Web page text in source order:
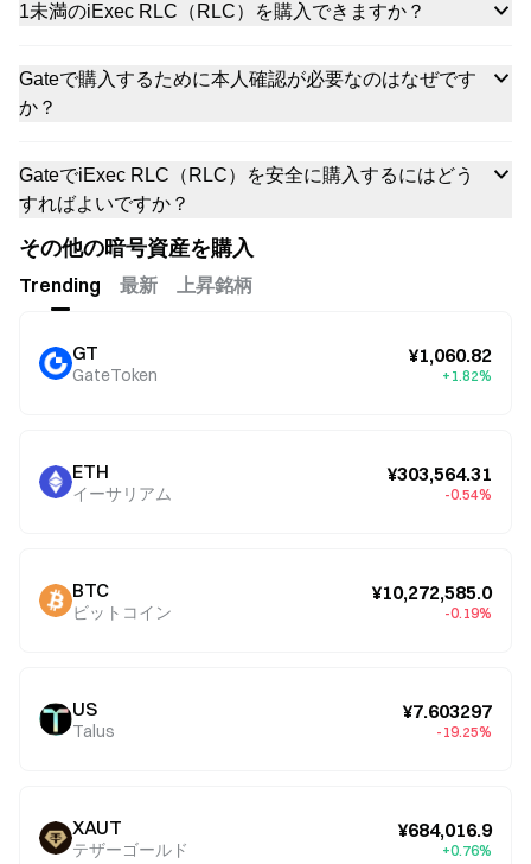
1未満のiExec RLC（RLC）を購入できますか？
Gateで購入するために本人確認が必要なのはなぜです
か？
GateでiExec RLC（RLC）を安全に購入するにはどう
すればよいですか？
その他の暗号資産を購入
Trending 最新 上昇銘柄
GT
GateToken
¥1,060.82
+1.82%
ETH
イーサリアム
¥303,564.31
-0.54%
BTC
ビットコイン
¥10,272,585.0
-0.19%
US
Talus
¥7.603297
-19.25%
XAUT
テザーゴールド
¥684,016.9
+0.76%